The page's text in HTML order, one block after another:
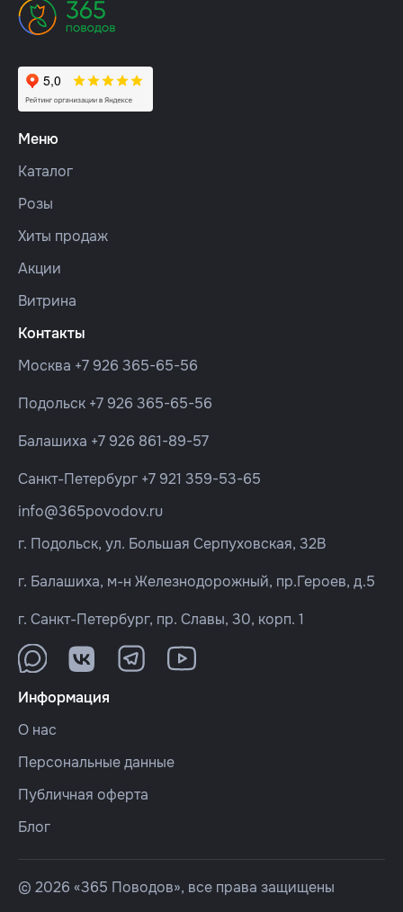
Меню
Каталог
Розы
Хиты продаж
Акции
Витрина
Контакты
Москва +7 926 365-65-56
Подольск +7 926 365-65-56
Балашиха +7 926 861-89-57
Санкт-Петербург +7 921 359-53-65
info@365povodov.ru
г. Подольск, ул. Большая Серпуховская, 32В
г. Балашиха, м-н Железнодорожный, пр.Героев, д.5
г. Санкт-Петербург, пр. Славы, 30, корп. 1
Информация
О нас
Персональные данные
Публичная оферта
Блог
© 2026 «365 Поводов», все права защищены